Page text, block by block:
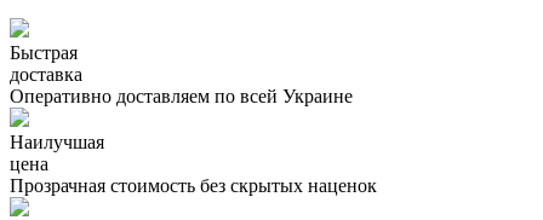
Быстрая
доставка
Оперативно доставляем по всей Украине
Наилучшая
цена
Прозрачная стоимость без скрытых наценок